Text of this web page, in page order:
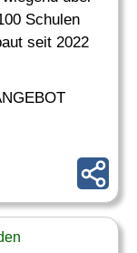
Schulen
seit 2022